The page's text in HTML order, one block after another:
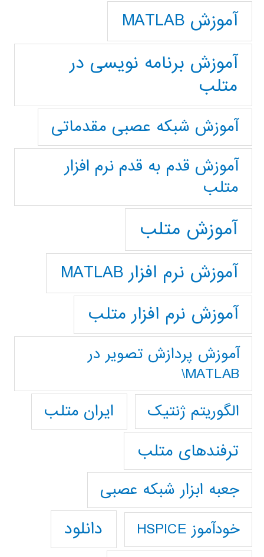
آموزش MATLAB
آموزش برنامه نویسی در
متلب
آموزش شبکه عصبی مقدماتی
آموزش قدم به قدم نرم افزار
متلب
آموزش متلب
آموزش نرم افزار MATLAB
آموزش نرم افزار متلب
آموزش پردازش تصوير در
MATLAB\
الگوریتم ژنتیک
ایران متلب
ترفندهای متلب
جعبه ابزار شبکه عصبی
خودآموز HSPICE دانلود